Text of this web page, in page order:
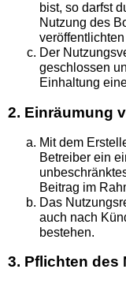
bist, so darfst
Nutzung des
Der
geschlossen
Einhaltung
2. Einräumung
Mit dem
Betreiber ein
Beitrag im
Das
auch nach
bestehen.
3. Pflichten des